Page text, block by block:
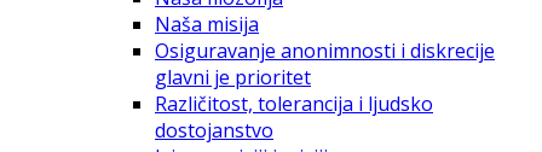
Naša misija
Osiguravanje anonimnosti i diskrecije
glavni je prioritet
Različitost, tolerancija i ljudsko
dostojanstvo